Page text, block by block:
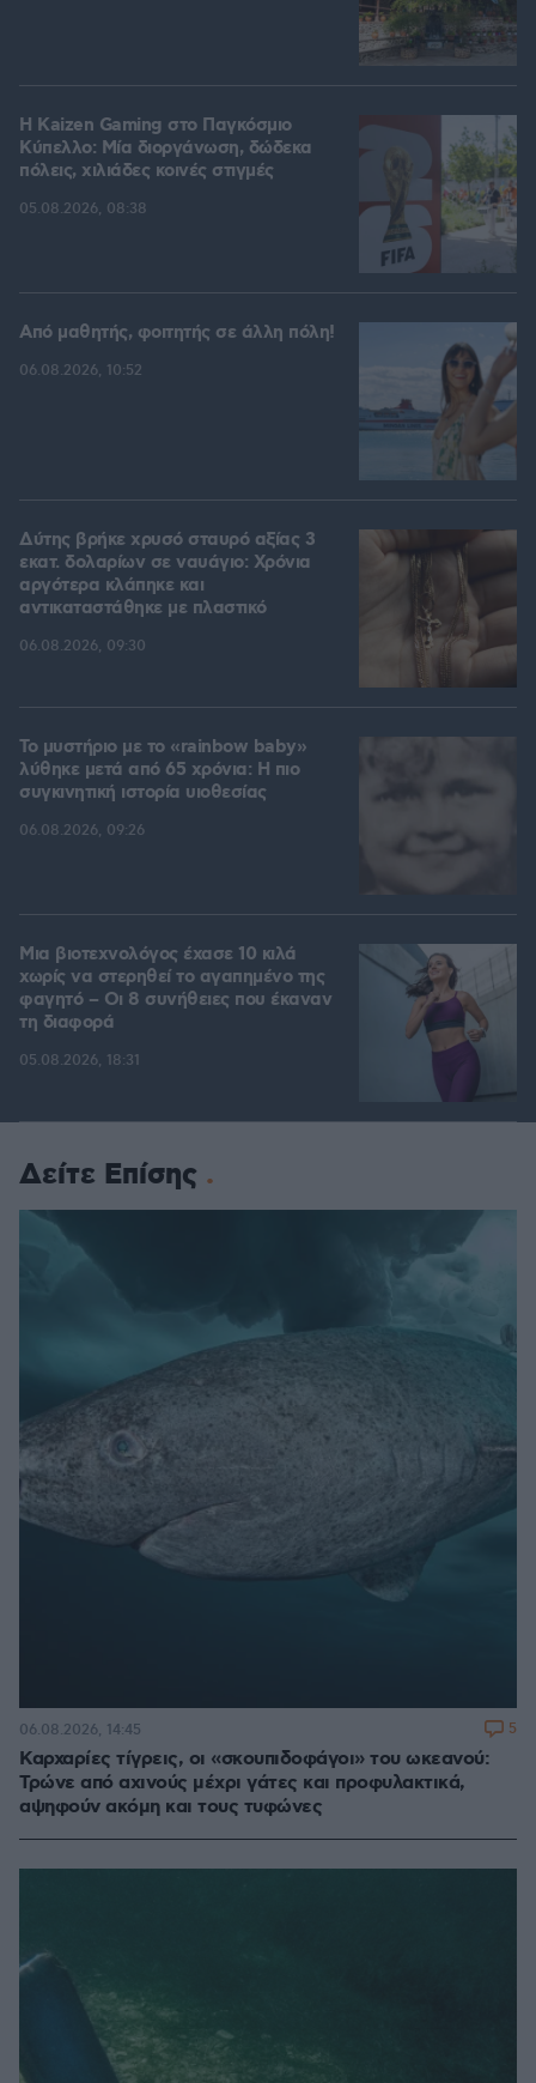
H Kaizen Gaming στο Παγκόσμιο
Kύπελλο: Μία διοργάνωση, δώδεκα
πόλεις, χιλιάδες κοινές στιγμές
05.08.2026, 08:38
Από μαθητής, φοιτητής σε άλλη πόλη!
06.08.2026, 10:52
Δύτης βρήκε χρυσό σταυρό αξίας 3
εκατ. δολαρίων σε ναυάγιο: Χρόνια
αργότερα κλάπηκε και
αντικαταστάθηκε με πλαστικό
06.08.2026, 09:30
Το μυστήριο με το «rainbow baby»
λύθηκε μετά από 65 χρόνια: Η πιο
συγκινητική ιστορία υιοθεσίας
06.08.2026, 09:26
Μια βιοτεχνολόγος έχασε 10 κιλά
χωρίς να στερηθεί το αγαπημένο της
φαγητό – Οι 8 συνήθειες που έκαναν
τη διαφορά
05.08.2026, 18:31
Δείτε Επίσης
Καρχαρίες τίγρεις, οι «σκουπιδοφάγοι» του ωκεανού:
Τρώνε από αχινούς μέχρι γάτες και προφυλακτικά,
αψηφούν ακόμη και τους τυφώνες
06.08.2026, 14:45 5